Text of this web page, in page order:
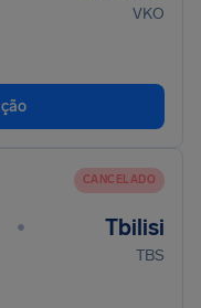
VKO
CANCELADO
• Tbilisi
TBS